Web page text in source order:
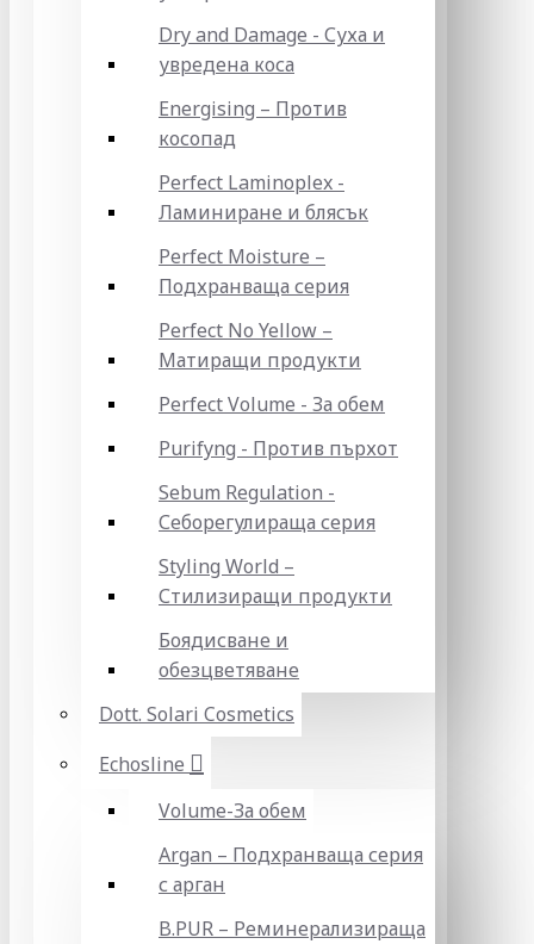
Dry and Damage - Суха и
увредена коса
Energising – Против
косопад
Perfect Laminoplex -
Ламиниране и блясък
Perfect Moisture –
Подхранваща серия
Perfect No Yellow –
Матиращи продукти
Perfect Volume - За обем
Purifyng - Против пърхот
Sebum Regulation -
Себорегулираща серия
Styling World –
Стилизиращи продукти
Боядисване и
обезцветяване
Dott. Solari Cosmetics
Echosline
Volume-За обем
Argan – Подхранваща серия
с арган
B.PUR – Реминерализираща